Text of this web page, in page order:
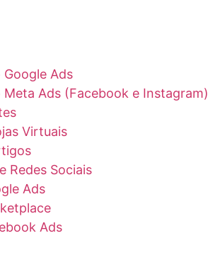
Ads
Meta Ads (Facebook e Instagram)
Virtuais
Redes Sociais
Ads
Ads